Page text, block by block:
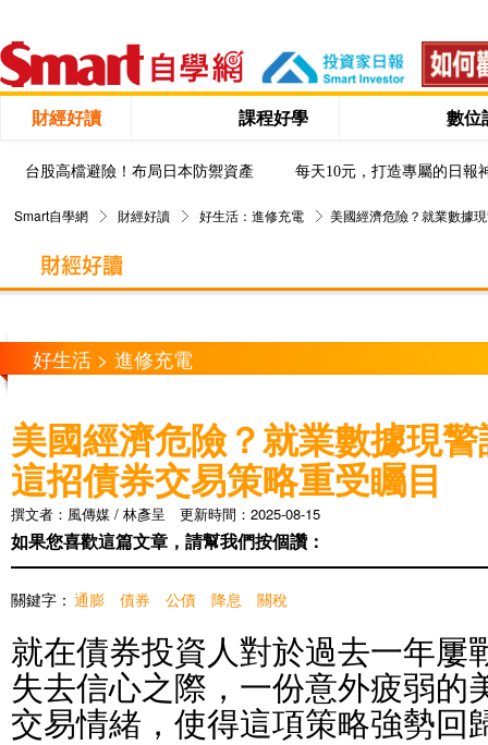
財經好讀 課程好學 數位
台股高檔避險！布局日本防禦資產 每天10元，打造專屬的日報
Smart自學網 財經好讀 好生活：進修充電 美國經濟危險？就業數據
好生活 > 進修充電
美國經濟危險？就業數據現
這招債券交易策略重受矚目
撰文者：風傳媒 / 林彥呈 更新時間：2025-08-15
如果您喜歡這篇文章，請幫我們按個讚：
關鍵字： 通膨 債券 公債 降息 關稅
就在債券投資人對於過去一年屢
失去信心之際，一份意外疲弱的
交易情緒，使得這項策略強勢回